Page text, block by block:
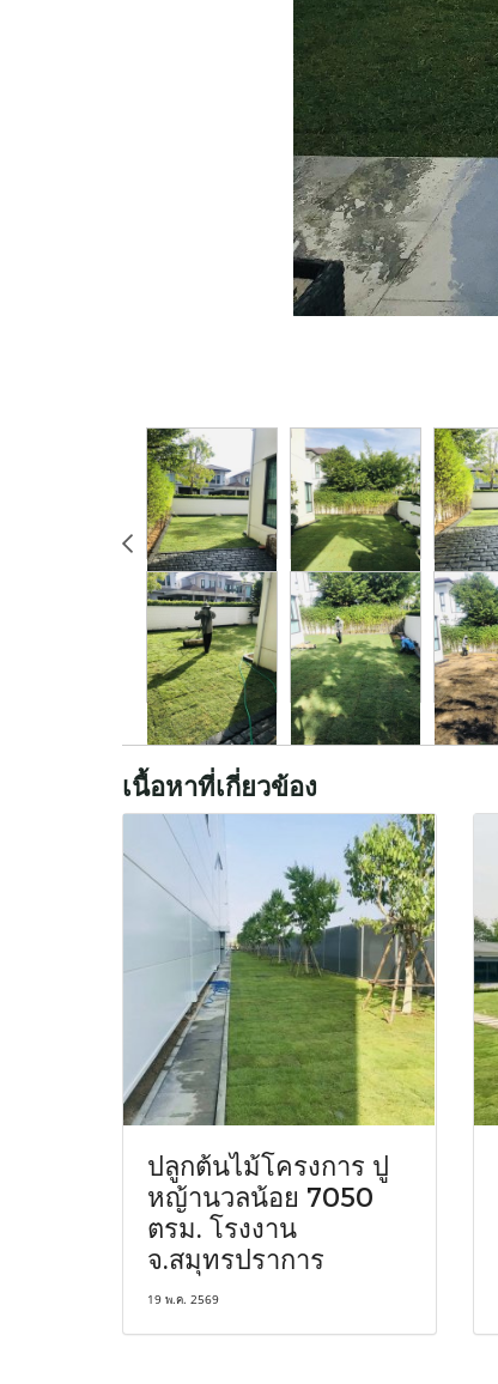
เนื้อหาที่เกี่ยวข้อง
ปลูกต้นไม้โครงการ ปู
หญ้านวลน้อย 7050
ตรม. โรงงาน
จ.สมุทรปราการ
19 พ.ค. 2569